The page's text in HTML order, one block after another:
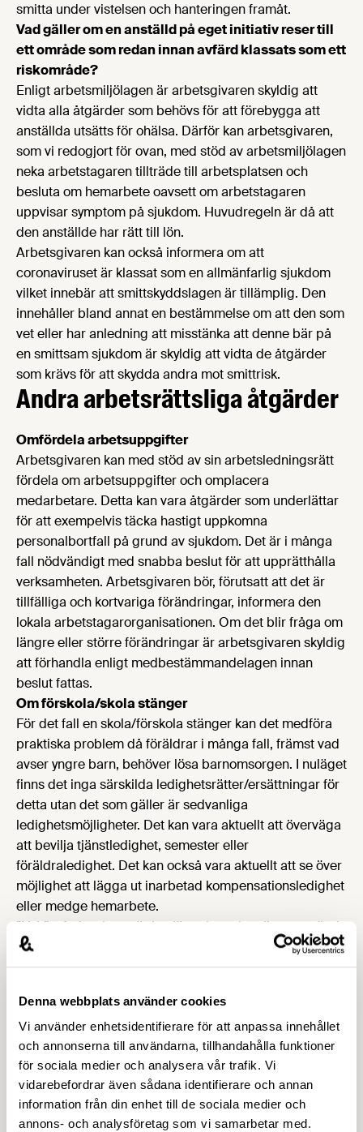
Denna webbplats använder cookies
Vi använder enhetsidentifierare för att anpassa innehållet
och annonserna till användarna, tillhandahålla funktioner
för sociala medier och analysera vår trafik. Vi
vidarebefordrar även sådana identifierare och annan
information från din enhet till de sociala medier och
annons- och analysföretag som vi samarbetar med.
smitta under vistelsen och hanteringen framåt.
Vad gäller om en anställd på eget initiativ reser till
ett område som redan innan avfärd klassats som ett
riskområde?
Enligt arbetsmiljölagen är arbetsgivaren skyldig att
vidta alla åtgärder som behövs för att förebygga att
anställda utsätts för ohälsa. Därför kan arbetsgivaren,
som vi redogjort för ovan, med stöd av arbetsmiljölagen
neka arbetstagaren tillträde till arbetsplatsen och
besluta om hemarbete oavsett om arbetstagaren
uppvisar symptom på sjukdom. Huvudregeln är då att
den anställde har rätt till lön.
Arbetsgivaren kan också informera om att
coronaviruset är klassat som en allmänfarlig sjukdom
vilket innebär att smittskyddslagen är tillämplig. Den
innehåller bland annat en bestämmelse om att den som
vet eller har anledning att misstänka att denne bär på
en smittsam sjukdom är skyldig att vidta de åtgärder
som krävs för att skydda andra mot smittrisk.
Andra arbetsrättsliga åtgärder
Omfördela arbetsuppgifter
Arbetsgivaren kan med stöd av sin arbetsledningsrätt
fördela om arbetsuppgifter och omplacera
medarbetare. Detta kan vara åtgärder som underlättar
för att exempelvis täcka hastigt uppkomna
personalbortfall på grund av sjukdom. Det är i många
fall nödvändigt med snabba beslut för att upprätthålla
verksamheten. Arbetsgivaren bör, förutsatt att det är
tillfälliga och kortvariga förändringar, informera den
lokala arbetstagarorganisationen. Om det blir fråga om
längre eller större förändringar är arbetsgivaren skyldig
att förhandla enligt medbestämmandelagen innan
beslut fattas.
Om förskola/skola stänger
För det fall en skola/förskola stänger kan det medföra
praktiska problem då föräldrar i många fall, främst vad
avser yngre barn, behöver lösa barnomsorgen. I nuläget
finns det inga särskilda ledighetsrätter/ersättningar för
detta utan det som gäller är sedvanliga
ledighetsmöjligheter. Det kan vara aktuellt att överväga
att bevilja tjänstledighet, semester eller
föräldraledighet. Det kan också vara aktuellt att se över
möjlighet att lägga ut inarbetad kompensationsledighet
eller medge hemarbete.
”Vab”, vård av barn, är i nuläget inte aktuellt att använda
om det inte är så att barnet är sjukt eller smittbärare.
”Vab” utges inte för att vara hemma med barn för att
man inte väljer utan måste hålla barnet hemma, se
information hos Försäkringskassan under”Ersättning
för vab”.
Korttidspermittering
Regeringen har den 16 mars beslutat om krispaket för
svenska företag och jobb, i vilket en åtgärd är möjlighet